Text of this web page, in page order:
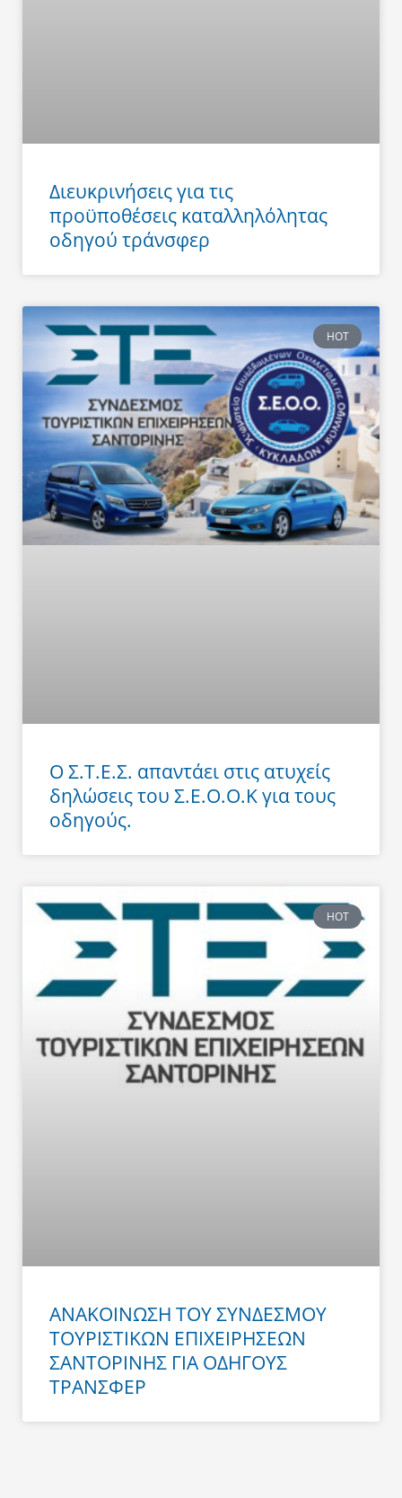
Διευκρινήσεις για τις
προϋποθέσεις καταλληλόλητας
οδηγού τράνσφερ
HOT
Ο Σ.Τ.Ε.Σ. απαντάει στις ατυχείς
δηλώσεις του Σ.Ε.Ο.Ο.Κ για τους
οδηγούς.
HOT
ΑΝΑΚΟΙΝΩΣΗ ΤΟΥ ΣΥΝΔΕΣΜΟΥ
ΤΟΥΡΙΣΤΙΚΩΝ ΕΠΙΧΕΙΡΗΣΕΩΝ
ΣΑΝΤΟΡΙΝΗΣ ΓΙΑ ΟΔΗΓΟΥΣ
ΤΡΑΝΣΦΕΡ